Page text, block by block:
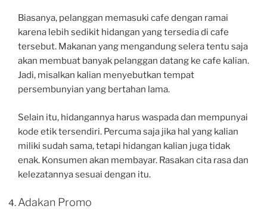
Biasanya, pelanggan memasuki cafe dengan ramai
karena lebih sedikit hidangan yang tersedia di cafe
tersebut. Makanan yang mengandung selera tentu saja
akan membuat banyak pelanggan datang ke cafe kalian.
Jadi, misalkan kalian menyebutkan tempat
persembunyian yang bertahan lama.
Selain itu, hidangannya harus waspada dan mempunyai
kode etik tersendiri. Percuma saja jika hal yang kalian
miliki sudah sama, tetapi hidangan kalian juga tidak
enak. Konsumen akan membayar. Rasakan cita rasa dan
kelezatannya sesuai dengan itu.
Adakan Promo